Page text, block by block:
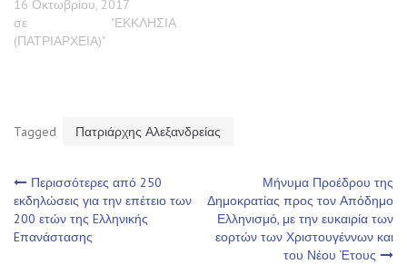
16 Οκτωβρίου, 2017
σε "ΕΚΚΛΗΣΙΑ
(ΠΑΤΡΙΑΡΧΕΙΑ)"
Tagged Πατριάρχης Αλεξανδρείας
Πλοήγηση
άρθρων
Περισσότερες από 250
εκδηλώσεις για την επέτειο των
200 ετών της Eλληνικής
Eπανάστασης
Μήνυμα Προέδρου της
Δημοκρατίας προς τον Απόδημο
Ελληνισμό, με την ευκαιρία των
εορτών των Χριστουγέννων και
του Νέου Έτους